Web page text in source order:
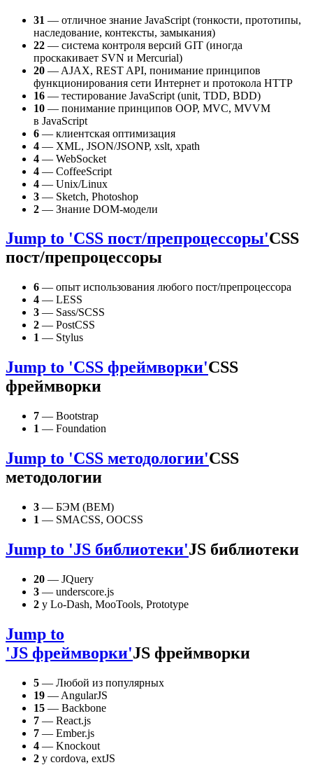
31 — отличное знание JavaScript (тонкости, прототипы,
наследование, контексты, замыкания)
22 — система контроля версий GIT (иногда
проскакивает SVN и Mercurial)
20 — AJAX, REST API, понимание принципов
функционирования сети Интернет и протокола HTTP
16 — тестирование JavaScript (unit, TDD, BDD)
10 — понимание принципов OOP, MVC, MVVM
в JavaScript
6 — клиентская оптимизация
4 — XML, JSON/JSONP, xslt, xpath
4 — WebSocket
4 — CoffeeScript
4 — Unix/Linux
3 — Sketch, Photoshop
2 — Знание DOM-модели
Jump to 'CSS пост/препроцессоры'CSS
пост/препроцессоры
6 — опыт использования любого пост/препроцессора
4 — LESS
3 — Sass/SCSS
2 — PostCSS
1 — Stylus
Jump to 'CSS фреймворки'CSS
фреймворки
7 — Bootstrap
1 — Foundation
Jump to 'CSS методологии'CSS
методологии
3 — БЭМ (BEM)
1 — SMACSS, OOCSS
Jump to 'JS библиотеки'JS библиотеки
20 — JQuery
3 — underscore.js
2 у Lo-Dash, MooTools, Prototype
Jump to
'JS фреймворки'JS фреймворки
5 — Любой из популярных
19 — AngularJS
15 — Backbone
7 — React.js
7 — Ember.js
4 — Knockout
2 у cordova, extJS